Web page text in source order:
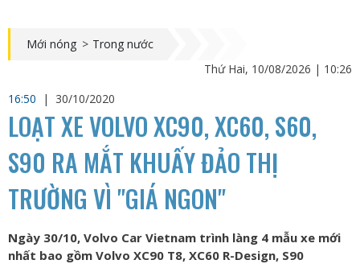
Mới nóng > Trong nước
Thứ Hai, 10/08/2026 | 10:26
16:50
| 30/10/2020
LOẠT XE VOLVO XC90, XC60, S60,
S90 RA MẮT KHUẤY ĐẢO THỊ
TRƯỜNG VÌ "GIÁ NGON"
Ngày 30/10, Volvo Car Vietnam trình làng 4 mẫu xe mới
nhất bao gồm Volvo XC90 T8, XC60 R-Design, S90